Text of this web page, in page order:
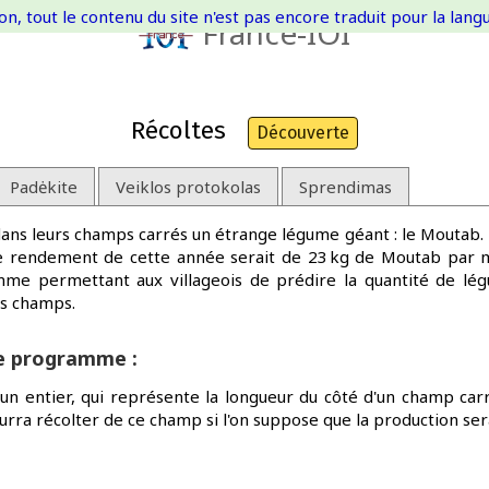
France-IOI
tout le contenu du site n'est pas encore traduit pour la
Récoltes Découverte
Padėkite Veiklos protokolas Sprendimas
leurs champs carrés un étrange légume géant : le Moutab.
rendement de cette année serait de 23 kg de Moutab par
permettant aux villageois de prédire la quantité de
champs.
programme :
entier, qui représente la longueur du côté d'un champ
récolter de ce champ si l'on suppose que la production